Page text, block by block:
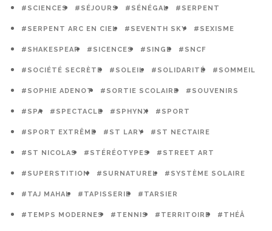
#SCIENCES #SÉJOURS #SÉNÉGAL #SERPENT
#SERPENT ARC EN CIEL #SEVENTH SKY #SEXISME
#SHAKESPEAR #SICENCES #SINGE #SNCF
#SOCIÉTÉ SECRÈTE #SOLEIL #SOLIDARITÉ #SOMMEIL
#SOPHIE ADENOT #SORTIE SCOLAIRE #SOUVENIRS
#SPA #SPECTACLE #SPHYNX #SPORT
#SPORT EXTRÊME #ST LARY #ST NECTAIRE
#ST NICOLAS #STÉRÉOTYPES #STREET ART
#SUPERSTITION #SURNATUREL #SYSTÈME SOLAIRE
#TAJ MAHAL #TAPISSERIE #TARSIER
#TEMPS MODERNES #TENNIS #TERRITOIRE #THÉÂ